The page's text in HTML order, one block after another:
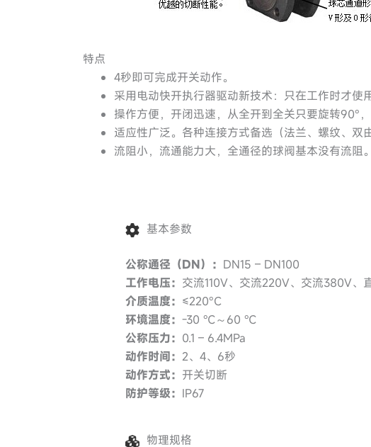
特点
4秒即可完成开关动作。
采用电动快开执行器驱动新技术：只在工作时才使
操作方便，开闭迅速，从全开到全关只要旋转90°，
适应性广泛。各种连接方式备选（法兰、螺纹、双
流阻小，流通能力大，全通径的球阀基本没有流阻
基本参数
公称通径（DN）： DN15 – DN100
工作电压： 交流110V、交流220V、交流380V、
介质温度： ≤220°C
环境温度： -30 ℃～60 ℃
公称压力： 0.1 – 6.4MPa
动作时间： 2、4、6秒
动作方式： 开关切断
防护等级： IP67
物理规格